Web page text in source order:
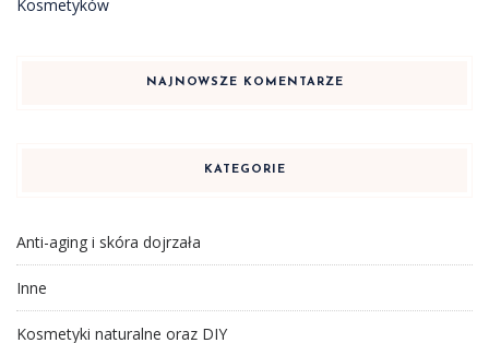
Kosmetyków
NAJNOWSZE KOMENTARZE
KATEGORIE
Anti-aging i skóra dojrzała
Inne
Kosmetyki naturalne oraz DIY